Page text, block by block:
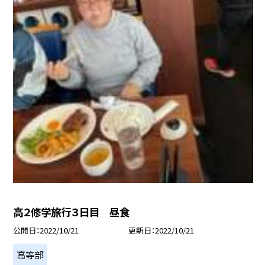
高２修学旅行３日目 昼食
公開日 2022/10/21 更新日 2022/10/21
高等部